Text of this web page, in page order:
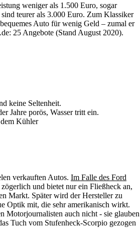
weniger als 1.500 Euro, sogar
teurer als 3.000 Euro. Zum Klassiker
Auto für wenig Geld – zumal er
25 Angebote (Stand August 2020).
keine Seltenheit.
Jahre porös, Wasser tritt ein.
Kühler
verkauften Autos. Im Falle des Ford
und bietet nur ein Fließheck an,
Markt. Später wird der Hersteller zu
Optik mit, die sehr amerikanisch wirkt.
Motorjournalisten auch nicht - sie glauben
Tuch vom Stufenheck-Scorpio gezogen